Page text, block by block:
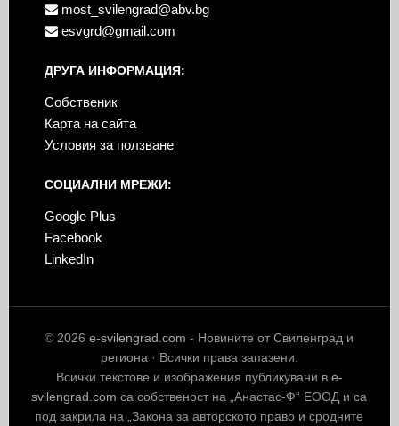
most_svilengrad@abv.bg
esvgrd@gmail.com
ДРУГА ИНФОРМАЦИЯ:
Собственик
Карта на сайта
Условия за ползване
СОЦИАЛНИ МРЕЖИ:
Google Plus
Facebook
LinkedIn
© 2026e-svilengrad.com - Новините от Свиленград и
региона · Всички права запазени.
Всички текстове и изображения публикувани в e-
svilengrad.com са собственост на „Анастас-Ф“ ЕООД и са
под закрила на „Закона за авторското право и сродните